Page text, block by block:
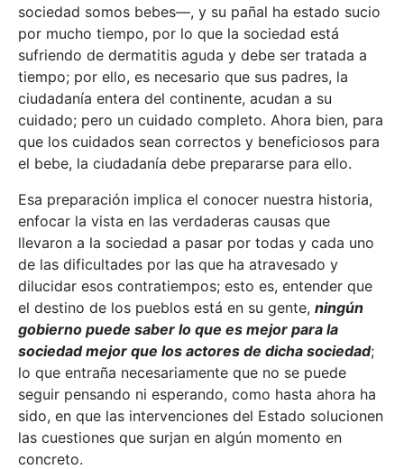
sociedad somos bebes—, y su pañal ha estado sucio
por mucho tiempo, por lo que la sociedad está
sufriendo de dermatitis aguda y debe ser tratada a
tiempo; por ello, es necesario que sus padres, la
ciudadanía entera del continente, acudan a su
cuidado; pero un cuidado completo. Ahora bien, para
que los cuidados sean correctos y beneficiosos para
el bebe, la ciudadanía debe prepararse para ello.
Esa preparación implica el conocer nuestra historia,
enfocar la vista en las verdaderas causas que
llevaron a la sociedad a pasar por todas y cada uno
de las dificultades por las que ha atravesado y
dilucidar esos contratiempos; esto es, entender que
el destino de los pueblos está en su gente, ningún
gobierno puede saber lo que es mejor para la
sociedad mejor que los actores de dicha sociedad;
lo que entraña necesariamente que no se puede
seguir pensando ni esperando, como hasta ahora ha
sido, en que las intervenciones del Estado solucionen
las cuestiones que surjan en algún momento en
concreto.